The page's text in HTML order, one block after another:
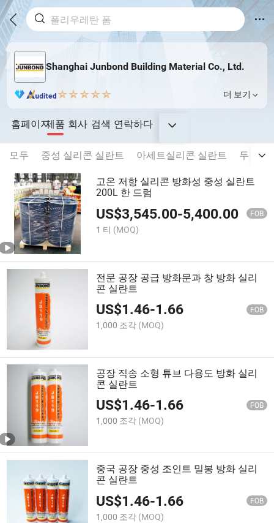
Shanghai Junbond Building Material Co., Ltd.
더 보기
홈페이지제품 회사 검색 연락하다
모두 중성 실리콘 실란트 아세트실리콘 실란트
두 가
고온 저항 실리콘 방화성 중성 실란트
200L 한 드럼
US$3,545.00-5,400.00 FOB
1 티 (MOQ)
전문 공장 공급 방화문과 창 방화 실리
콘 실란트
US$1.46-1.66 FOB
1,000 조각 (MOQ)
공장 직송 소형 튜브 다용도 방화 실리
콘 실란트
US$1.46-1.66 FOB
1,000 조각 (MOQ)
중국 공장 중성 조인트 밀봉 방화 실리
콘 실란트
US$1.46-1.66 FOB
1,000 조각 (MOQ)